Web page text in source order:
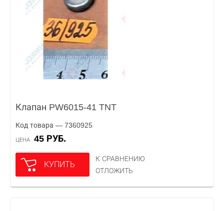
Клапан PW6015-41 TNT
Код товара — 7360925
ЦЕНА 45 РУБ.
КУПИТЬ
К СРАВНЕНИЮ
ОТЛОЖИТЬ